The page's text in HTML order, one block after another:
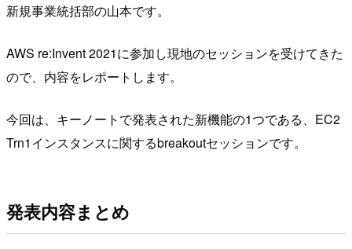
新規事業統括部の山本です。
AWS re:Invent 2021に参加し現地のセッションを受けてきた
ので、内容をレポートします。
今回は、キーノートで発表された新機能の1つである、EC2
Trn1インスタンスに関するbreakoutセッションです。
発表内容まとめ